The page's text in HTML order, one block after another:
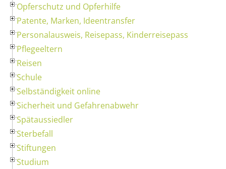
Opferschutz und Opferhilfe
Patente, Marken, Ideentransfer
Personalausweis, Reisepass, Kinderreisepass
Pflegeeltern
Reisen
Schule
Selbständigkeit online
Sicherheit und Gefahrenabwehr
Spätaussiedler
Sterbefall
Stiftungen
Studium